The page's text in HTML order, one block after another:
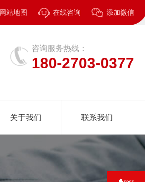
网站地图 在线咨询 添加微信
咨询服务热线：
180-2703-0377
关于我们 联系我们